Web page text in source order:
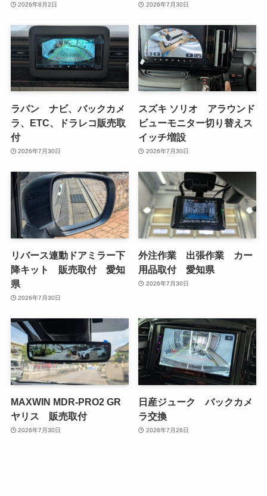
2026年8月2日 2026年7月30日
ラパン ナビ、バックカメ
ラ、ETC、ドラレコ販売取
付
2026年7月30日
スズキ ソリオ アラウンド
ビューモニター切り替えス
イッチ増設
2026年7月30日
リバース連動ドアミラー下
降キット 販売取付 愛知
県
2026年7月30日
外注作業 出張作業 カー
用品取付 愛知県
2026年7月30日
MAXWIN MDR-PRO2 GR
ヤリス 販売取付
2026年7月30日
日産ジューク バックカメ
ラ交換
2026年7月26日